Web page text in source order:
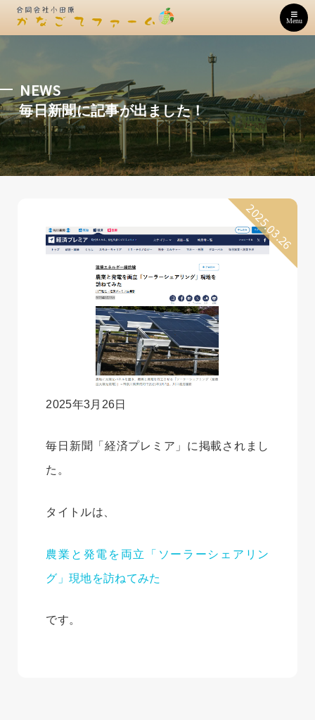
Menu
毎日新聞に記事が出ました！
NEWS
2025.03.26
2025年3月26日
毎日新聞「経済プレミア」に掲載されまし
た。
タイトルは、
農業と発電を両立「ソーラーシェアリン
グ」現地を訪ねてみた
です。